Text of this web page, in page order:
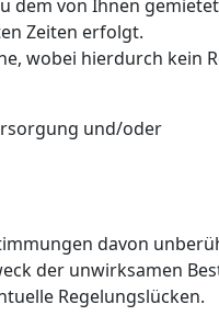
dem von Ihnen
Zeiten erfolgt.
wobei hierdurch kein
und/oder
davon
der unwirksamen
Regelungslücken.